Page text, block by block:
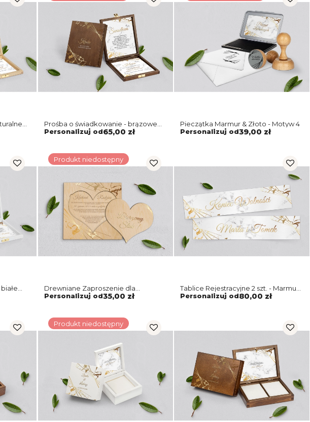
4
Prośba o świadkowanie - brązowe
puzzle Marmur & Złoto Motyw 4
Personalizuj od65,00 zł
Pieczątka Marmur & Złoto - Motyw 4
Personalizuj od39,00 zł
Produkt niedostępny
Drewniane Zaproszenie dla
Rodziców - Marmur i Złoto Motyw 4
Personalizuj od35,00 zł
Tablice Rejestracyjne 2 szt. - Marmur
i Złoto Motyw 4
Personalizuj od80,00 zł
Produkt niedostępny